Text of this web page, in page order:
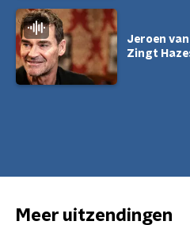
Jeroen
Zingt
Meer uitzendingen